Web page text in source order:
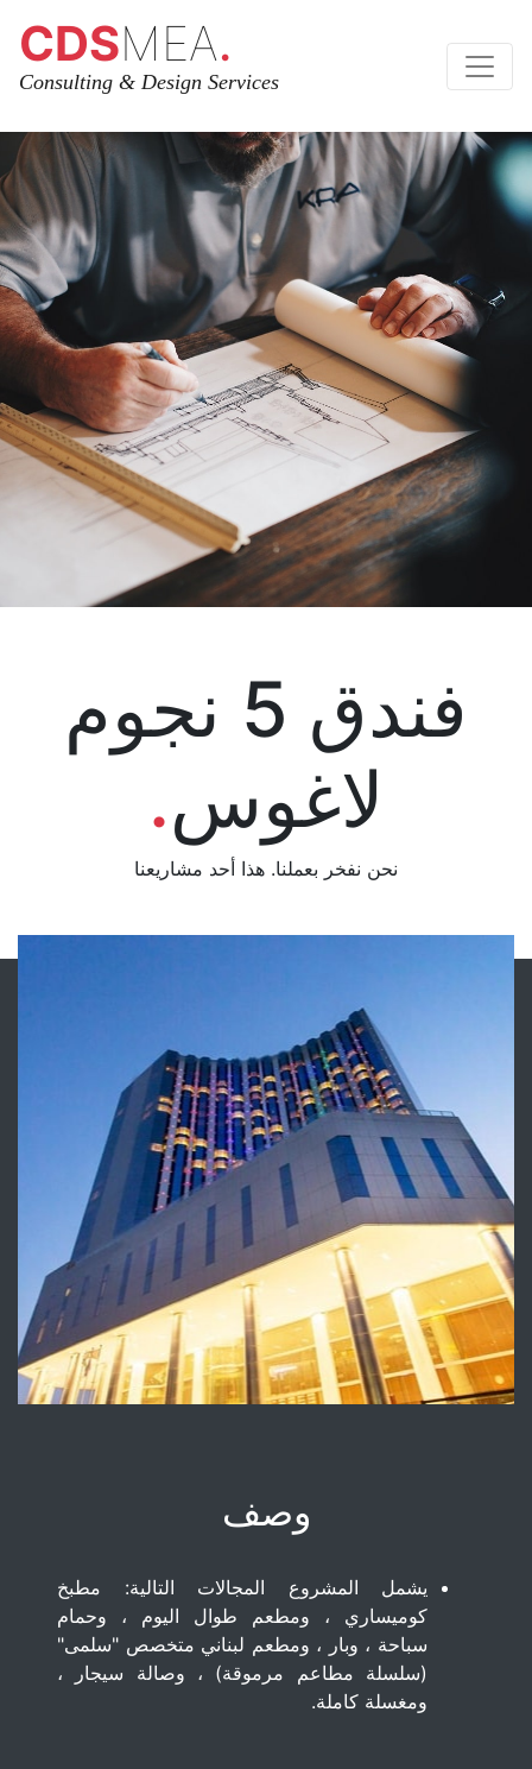
CDSMEA.
Consulting & Design Services
مشروع
فندق 5 نجوم
لاغوس.
نحن نفخر بعملنا. هذا أحد مشاريعنا
وصف
يشمل المشروع المجالات التالية: مطبخ
كوميساري ، ومطعم طوال اليوم ، وحمام
سباحة ، وبار ، ومطعم لبناني متخصص "سلمى"
(سلسلة مطاعم مرموقة) ، وصالة سيجار ،
ومغسلة كاملة.